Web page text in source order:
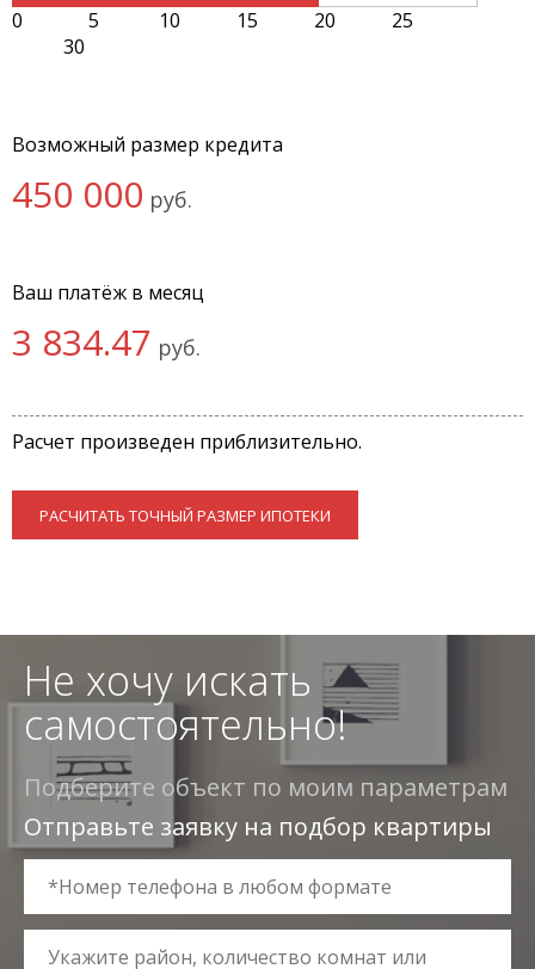
0 5 10 15 20
25
30
Возможный размер кредита
450 000 руб.
Ваш платёж в месяц
3 834.47 руб.
Расчет произведен приблизительно.
РАСЧИТАТЬ ТОЧНЫЙ РАЗМЕР ИПОТЕКИ
Не хочу искать
самостоятельно!
Подберите объект по моим параметрам
Отправьте заявку на подбор квартиры